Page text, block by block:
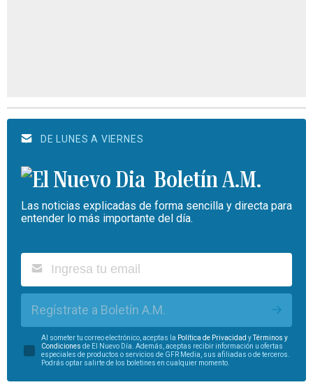
DE LUNES A VIERNES
Boletín A.M.
Las noticias explicadas de forma sencilla y directa para
entender lo más importante del día.
Regístrate a Boletín A.M.
Al someter tu correo electrónico, aceptas la Política de Privacidad yTérminos y
Condiciones de El Nuevo Día. Además, aceptas recibir información u ofertas
especiales de productos o servicios de GFR Media, sus afiliadas o de terceros.
Podrás optar salirte de los boletines en cualquier momento.